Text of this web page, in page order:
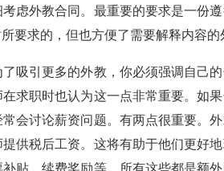
虑外教合同。最重要的要求是一份
要求的，但也方便了需要解释内容的
吸引更多的外教，你必须强调自己
求职时也认为这一点非常重要。如
会讨论薪资问题。有两点很重要。
供税后工资。这将有助于他们更好